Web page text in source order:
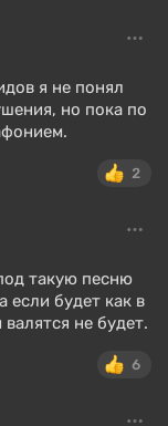
я не понял
но пока по
2
такую песню
если будет как в
не будет.
6